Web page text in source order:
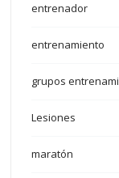
entrenador
entrenamiento
grupos
Lesiones
maratón